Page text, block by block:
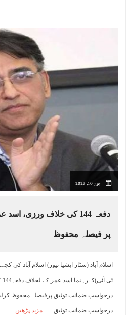
جون 10, 2023
دفعہ 144 کی خلاف ورزی،
پر فیصلہ محفوظ
اسلام آباد (سٹار ایشیا نیوز) اسلام آباد کی
درخواستِ ضمانت توثیق پرفیصلہ محفوظ
درخواستِ ضمانت توثیق مزید پڑھیں